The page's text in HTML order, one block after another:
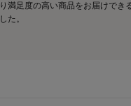
り満足度の高い商品をお届けでき
した。